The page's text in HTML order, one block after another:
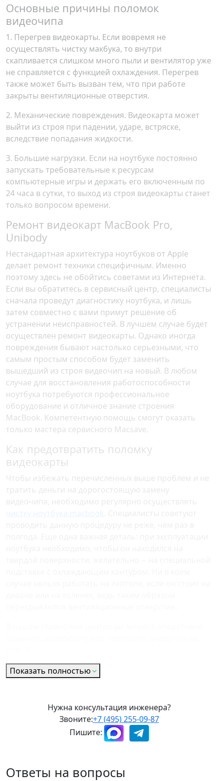
Основные причины поломок
видеочипа
1. Перегрев видеокарты. Если вовремя не
осуществлять чистку макбука, то внутри
скапливается слишком много пыли и вентилятор уже
не справляется с функцией охлаждения. Перегрев
также может быть вызван тем, что при работе
закрыты вентиляционные отверстия.
2. Механические повреждения. Видеокарта может
выйти из строя при падении, ударе, встряске,
вследствие попадания жидкости.
3. Большие нагрузки. Если на ноутбуке постоянно
запускать требовательные к ресурсам
компьютерные игры и держать его включенным по
24 часа в сутки, то выход из строя видеокарты станет
только вопросом времени.
Ремонт видеокарт MacBook Pro,
Unibody
Нестандартная архитектура ноутбуков от Apple
делает ремонт техники специфичным. Именно
поэтому здесь не обойтись советами из Интернета.
Если вы обратитесь в сервисный центр, специалисты
сначала проведут диагностику ноутбука, и лишь
затем совместно с вами примут решение об
устранении неисправностей. В лучшем случае будет
осуществлен ремонт видеокарты. Однако иногда
повреждения бывают настолько серьезными, что
самым простым способом будет заменить
вышедший из строя видеочип на новый. В любом
случае для восстановления работоспособности
ноутбука потребуются профессиональное
оборудование и отличное знание строения
MacBook. Компетентную помощь смогут оказать
только мастера сервисного Macsave.
Как предотвратить поломку
видеокарты
Чтобы избежать перечисленных выше проблем и не
тратить деньги на дорогостоящую замену
Показать полностью
Нужна консультация инженера?
Звоните:+7 (495) 255-09-87
Пишите:
Ответы на вопросы